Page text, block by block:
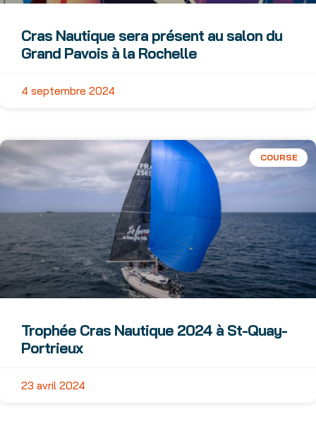
Cras Nautique sera présent au salon du
Grand Pavois à la Rochelle
4 septembre 2024
COURSE
Trophée Cras Nautique 2024 à St-Quay-
Portrieux
23 avril 2024